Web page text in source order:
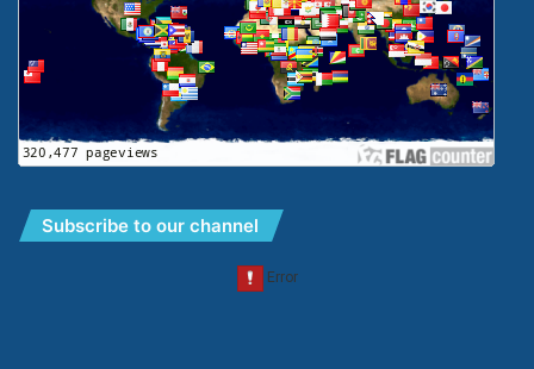
Subscribe to our channel